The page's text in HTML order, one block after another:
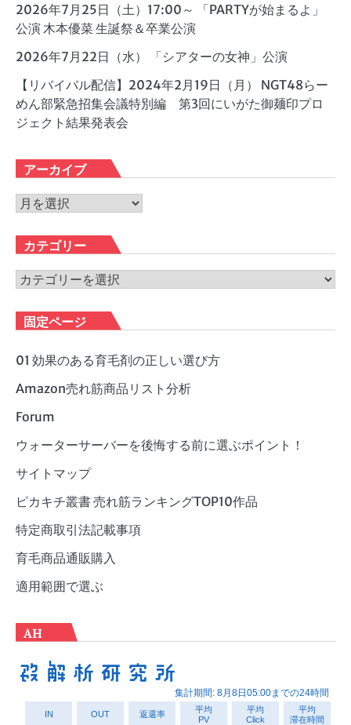
2026年7月25日（土）17:00～ 「PARTYが始まるよ」
公演 木本優菜 生誕祭＆卒業公演
2026年7月22日（水） 「シアターの女神」公演
【リバイバル配信】2024年2月19日（月） NGT48らー
めん部緊急招集会議特別編 第3回にいがた御麺印プロ
ジェクト結果発表会
アーカイブ
ア
カ
イ
ブ
カテゴリー
カ
ゴ
リ
ー
固定ページ
01 効果のある育毛剤の正しい選び方
Amazon売れ筋商品リスト分析
Forum
ウォーターサーバーを後悔する前に選ぶポイント！
サイトマップ
ピカキチ叢書 売れ筋ランキングTOP10作品
特定商取引法記載事項
育毛商品通販購入
適用範囲で選ぶ
AH